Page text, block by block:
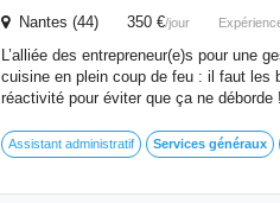
Nantes (44) 350 €/jour
L’alliée des entrepreneur(e)s pour une
cuisine en plein coup de feu : il faut les
réactivité pour éviter que ça ne déborde
Assistant administratif Services généraux